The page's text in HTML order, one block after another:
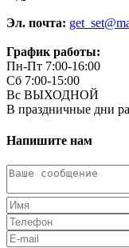
Эл. почта:
График работы:
Пн-Пт 7:00-16:00
Сб 7:00-15:00
Вс ВЫХОДНОЙ
В праздничные дни
Напишите нам